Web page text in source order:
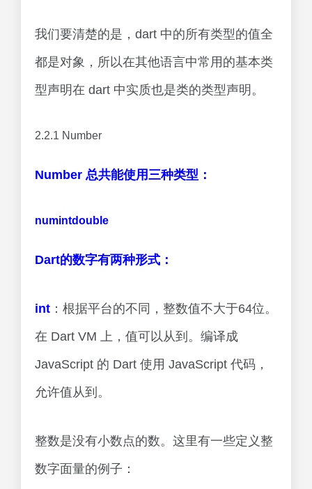
我们要清楚的是，dart 中的所有类型的值全
都是对象，所以在其他语言中常用的基本类
型声明在 dart 中实质也是类的类型声明。
2.2.1 Number
Number 总共能使用三种类型：
numintdouble
Dart的数字有两种形式：
int ：根据平台的不同，整数值不大于64位。
在 Dart VM 上，值可以从到。编译成
JavaScript 的 Dart 使用 JavaScript 代码，
允许值从到。
整数是没有小数点的数。这里有一些定义整
数字面量的例子：